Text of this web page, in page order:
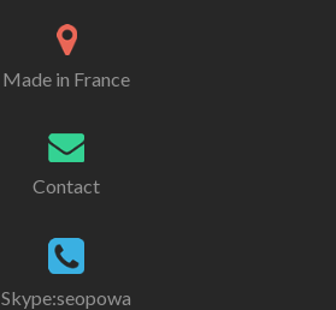
Made in France
Contact
Skype:seopowa